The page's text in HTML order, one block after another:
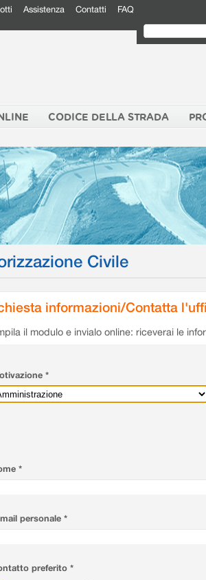
Assistenza Contatti FAQ
CODICE DELLA STRADA
Civile
informazioni/Contatta
il modulo e invialo online: riceverai le
*
*
personale *
preferito *